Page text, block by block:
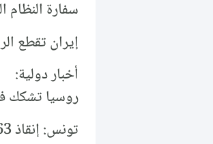
سفارة
إيران تقطع
أخبار دولية:
روسيا تشكك
تونس: إنقاذ 663 مهاجراً وانتشال 5 جثث من البحر إثر إحباط 16 محاولة هجرة.